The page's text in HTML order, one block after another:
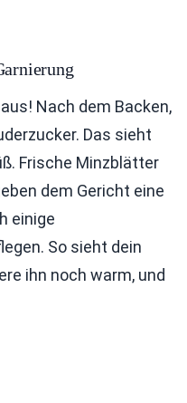
Nach dem Backen,
Das sieht
Frische Minzblätter
dem Gericht eine
einige
So sieht dein
ihn noch warm, und